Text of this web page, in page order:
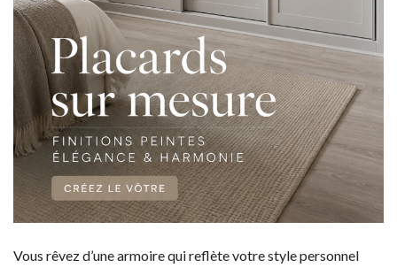
Vous rêvez d’une armoire qui reflète votre style personnel